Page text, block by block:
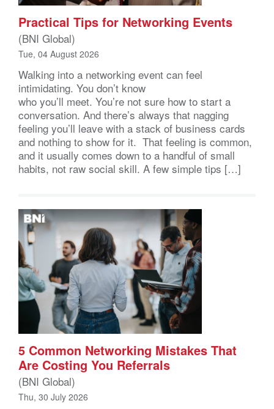
Practical Tips for Networking Events
(BNI Global)
Tue, 04 August 2026
Walking into a networking event can feel
intimidating. You don’t know
who you’ll meet. You’re not sure how to start a
conversation. And there’s always that nagging
feeling you’ll leave with a stack of business cards
and nothing to show for it. That feeling is common,
and it usually comes down to a handful of small
habits, not raw social skill. A few simple tips […]
5 Common Networking Mistakes That
Are Costing You Referrals
(BNI Global)
Thu, 30 July 2026